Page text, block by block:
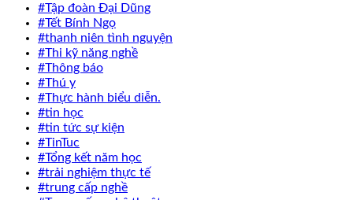
#Tập đoàn Đại Dũng
#Tết Bính Ngọ
#thanh niên tình nguyện
#Thi kỹ năng nghề
#Thông báo
#Thú y
#Thực hành biểu diễn.
#tin học
#tin tức sự kiện
#TinTuc
#Tổng kết năm học
#trải nghiệm thực tế
#trung cấp nghề